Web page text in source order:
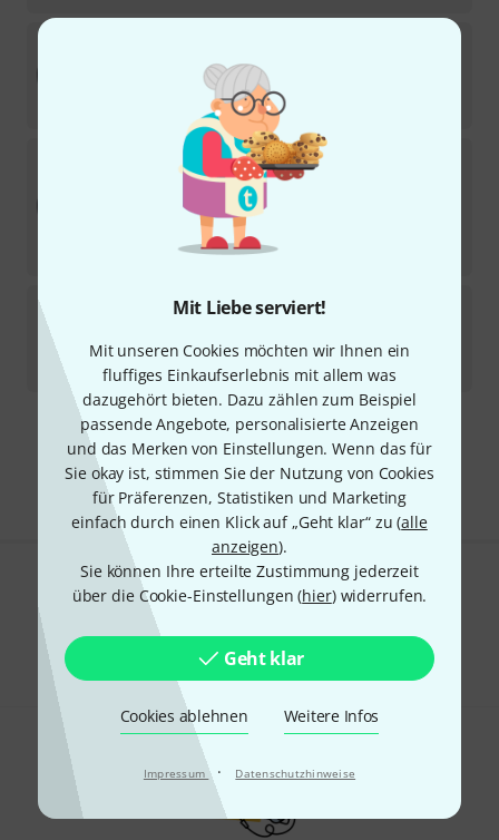
Mit Liebe serviert!
Mit unseren Cookies möchten wir Ihnen ein
fluffiges Einkaufserlebnis mit allem was
dazugehört bieten. Dazu zählen zum Beispiel
passende Angebote, personalisierte Anzeigen
und das Merken von Einstellungen. Wenn das für
Sie okay ist, stimmen Sie der Nutzung von Cookies
für Präferenzen, Statistiken und Marketing
einfach durch einen Klick auf „Geht klar“ zu (alle
anzeigen).
Sie können Ihre erteilte Zustimmung jederzeit
über die Cookie-Einstellungen (hier) widerrufen.
Geht klar
Cookies ablehnen Weitere Infos
Impressum · Datenschutzhinweise
Kurzfristig lieferbar (2–5 Tage)
Asian Sound HAPI Slim F Akebono
Sofort lieferbar
UVP:340 €
Asian SoundHAPI Drum D-Akebono
Sofort lieferbar
333 €
Kostenloser Versand ab 29 €
Alle Preise inkl. MwSt.
Gefällt Ihnen, was Sie sehen?
Teilen Hilfe & Feedback